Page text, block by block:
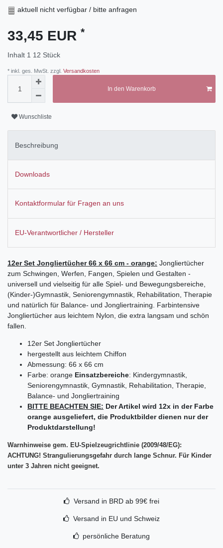
aktuell nicht verfügbar / bitte anfragen
33,45 EUR *
Inhalt 1 12 Stück
* inkl. ges. MwSt. zzgl. Versandkosten
In den Warenkorb
Wunschliste
Beschreibung
Downloads
Kontaktformular für Fragen an uns
EU-Verantwortlicher / Hersteller
12er Set Jongliertücher 66 x 66 cm - orange: Jongliertücher
zum Schwingen, Werfen, Fangen, Spielen und Gestalten -
universell und vielseitig für alle Spiel- und Bewegungsbereiche,
(Kinder-)Gymnastik, Seniorengymnastik, Rehabilitation, Therapie
und natürlich für Balance- und Jongliertraining. Farbintensive
Jongliertücher aus leichtem Nylon, die extra langsam und schön
fallen.
12er Set Jongliertücher
hergestellt aus leichtem Chiffon
Abmessung: 66 x 66 cm
Farbe: orange Einsatzbereiche: Kindergymnastik,
Seniorengymnastik, Gymnastik, Rehabilitation, Therapie,
Balance- und Jongliertraining
BITTE BEACHTEN SIE: Der Artikel wird 12x in der Farbe
orange ausgeliefert, die Produktbilder dienen nur der
Produktdarstellung!
Warnhinweise gem. EU-Spielzeugrichtlinie (2009/48/EG):
ACHTUNG! Strangulierungsgefahr durch lange Schnur. Für Kinder
unter 3 Jahren nicht geeignet.
Versand in BRD ab 99€ frei
Versand in EU und Schweiz
persönliche Beratung